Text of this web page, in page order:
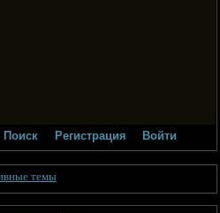
Поиск Регистрация Войти
темы